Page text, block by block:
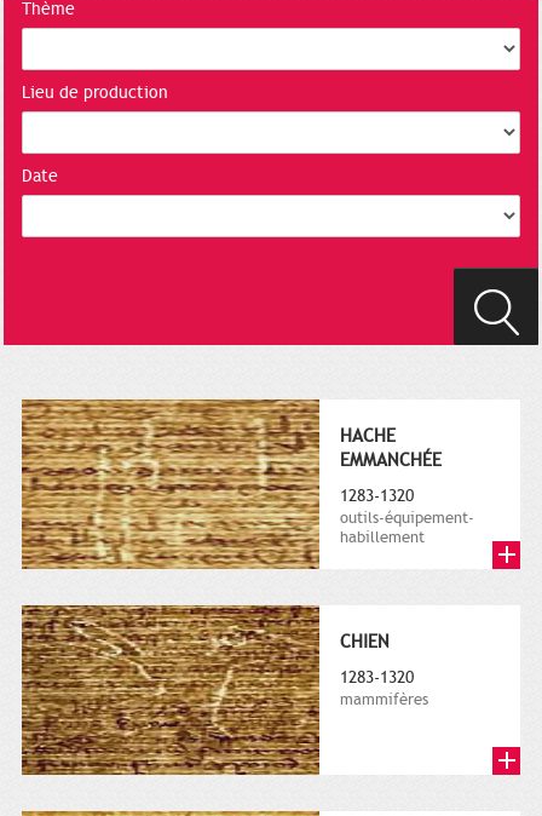
Thème
Lieu de production
Date
HACHE
EMMANCHÉE
1283-1320
outils-équipement-
habillement
CHIEN
1283-1320
mammifères